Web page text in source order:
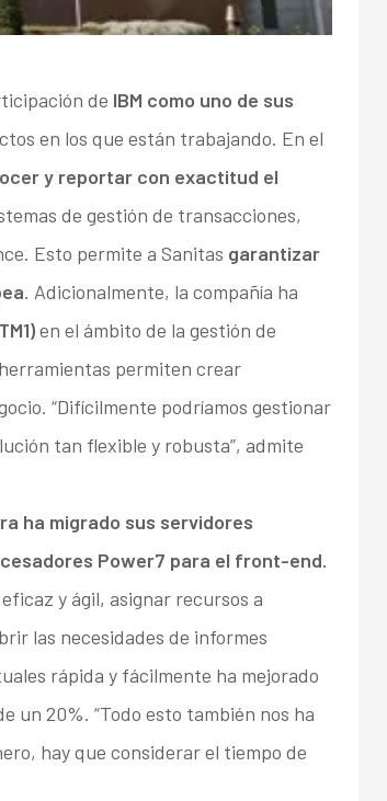
de IBM como uno de sus
en los que están trabajando. En el
y reportar con exactitud el
de gestión de transacciones,
Esto permite a Sanitas garantizar
. Adicionalmente, la compañía ha
en el ámbito de la gestión de
permiten crear
“Difícilmente podríamos gestionar
tan flexible y robusta”, admite
ha migrado sus servidores
Power7 para el front-end.
y ágil, asignar recursos a
las necesidades de informes
rápida y fácilmente ha mejorado
un 20%. “Todo esto también nos ha
hay que considerar el tiempo de